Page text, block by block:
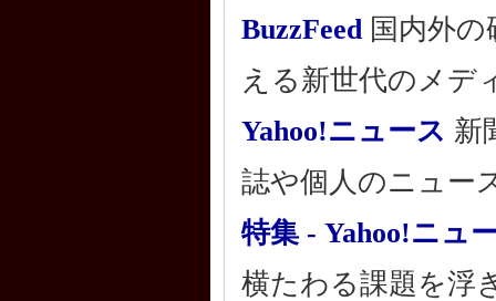
BuzzFeed国内外の
える新世代のメデ
Yahoo!ニュース 新
誌や個人のニュー
特集 - Yahoo!ニュ
横たわる課題を浮